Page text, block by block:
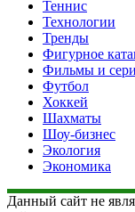
Теннис
Технологии
Тренды
Фигурное
Фильмы и
Футбол
Хоккей
Шахматы
Шоу-бизнес
Экология
Экономика
Данный сайт не